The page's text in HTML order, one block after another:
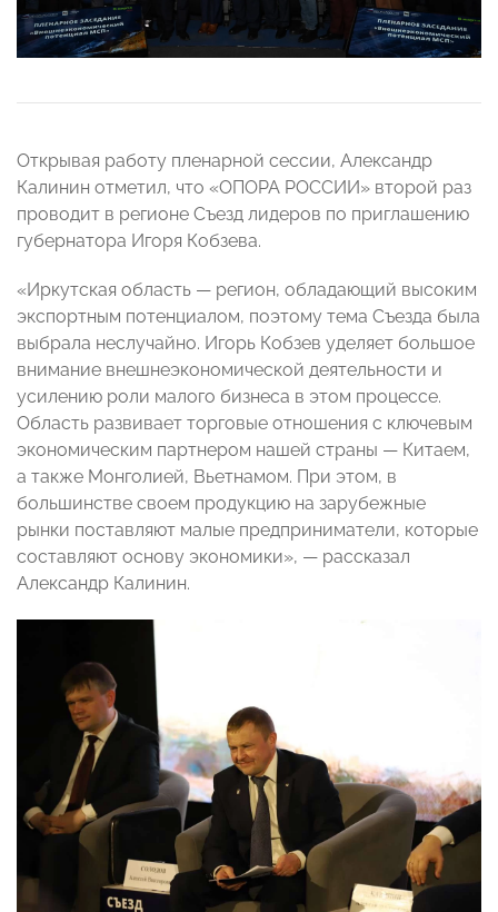
Открывая работу пленарной сессии, Александр
Калинин отметил, что «ОПОРА РОССИИ» второй раз
проводит в регионе Съезд лидеров по приглашению
губернатора Игоря Кобзева.
«Иркутская область — регион, обладающий высоким
экспортным потенциалом, поэтому тема Съезда была
выбрала неслучайно. Игорь Кобзев уделяет большое
внимание внешнеэкономической деятельности и
усилению роли малого бизнеса в этом процессе.
Область развивает торговые отношения с ключевым
экономическим партнером нашей страны — Китаем,
а также Монголией, Вьетнамом. При этом, в
большинстве своем продукцию на зарубежные
рынки поставляют малые предприниматели, которые
составляют основу экономики», — рассказал
Александр Калинин.